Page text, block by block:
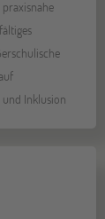
Inklusion